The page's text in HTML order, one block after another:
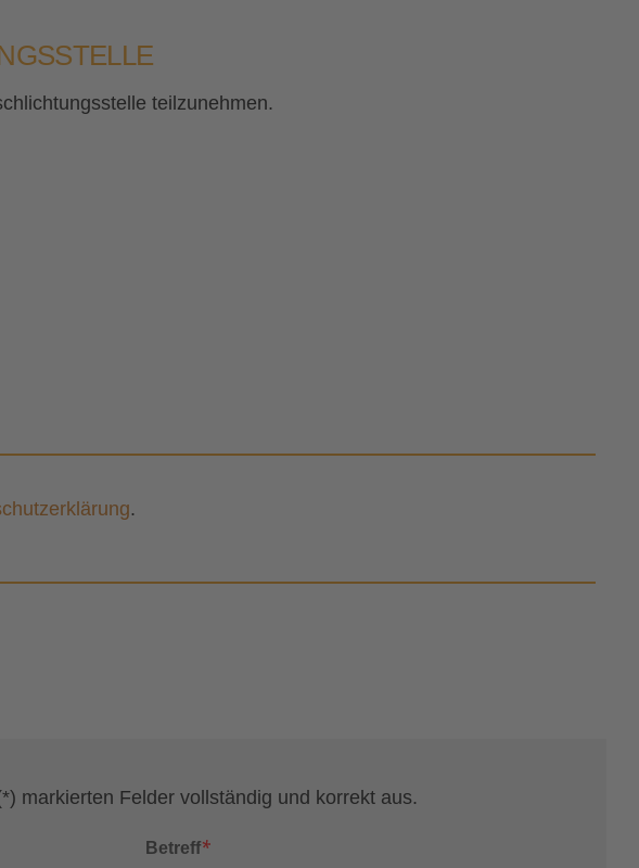
teilzunehmen.
.
markierten Felder vollständig und korrekt aus.
Betreff*